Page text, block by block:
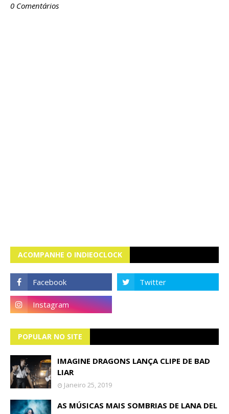
0 Comentários
ACOMPANHE O INDIEOCLOCK
POPULAR NO SITE
IMAGINE DRAGONS LANÇA CLIPE DE BAD
LIAR
Janeiro 25, 2019
AS MÚSICAS MAIS SOMBRIAS DE LANA DEL